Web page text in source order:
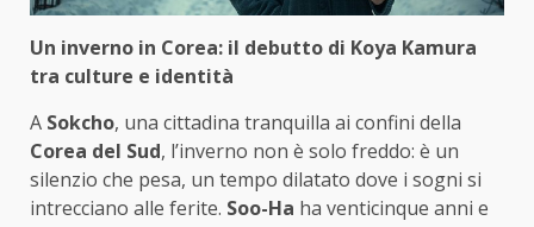
Un inverno in Corea: il debutto di Koya Kamura
tra culture e identità
A Sokcho, una cittadina tranquilla ai confini della
Corea del Sud, l’inverno non è solo freddo: è un
silenzio che pesa, un tempo dilatato dove i sogni si
intrecciano alle ferite. Soo-Ha ha venticinque anni e